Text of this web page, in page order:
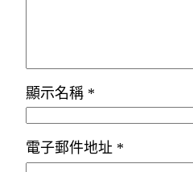
顯示名稱 *
電子郵件地址 *